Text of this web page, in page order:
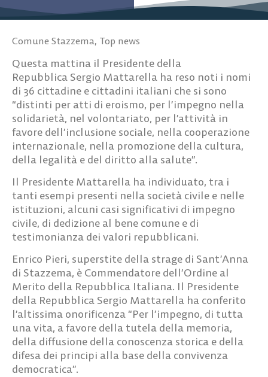
Comune Stazzema, Top news
Questa mattina il Presidente della
Repubblica Sergio Mattarella ha reso noti i nomi
di 36 cittadine e cittadini italiani che si sono
“distinti per atti di eroismo, per l’impegno nella
solidarietà, nel volontariato, per l’attività in
favore dell’inclusione sociale, nella cooperazione
internazionale, nella promozione della cultura,
della legalità e del diritto alla salute”.
Il Presidente Mattarella ha individuato, tra i
tanti esempi presenti nella società civile e nelle
istituzioni, alcuni casi significativi di impegno
civile, di dedizione al bene comune e di
testimonianza dei valori repubblicani.
Enrico Pieri, superstite della strage di Sant’Anna
di Stazzema, è Commendatore dell’Ordine al
Merito della Repubblica Italiana. Il Presidente
della Repubblica Sergio Mattarella ha conferito
l’altissima onorificenza “Per l’impegno, di tutta
una vita, a favore della tutela della memoria,
della diffusione della conoscenza storica e della
difesa dei principi alla base della convivenza
democratica”.